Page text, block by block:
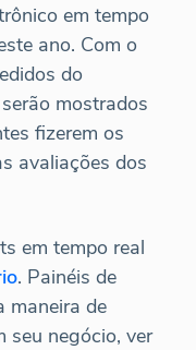
em tempo
ano. Com o
do
mostrados
fizerem os
avaliações dos
em tempo real
. Painéis de
maneira de
seu negócio, ver